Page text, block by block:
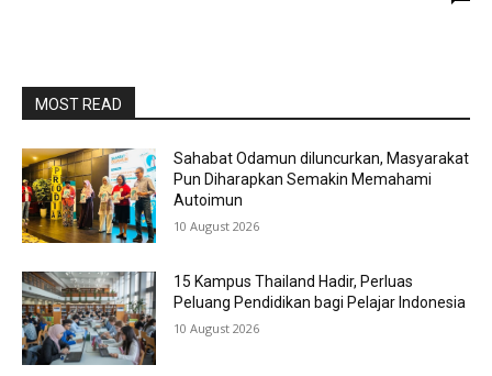
MOST READ
Sahabat Odamun diluncurkan, Masyarakat
Pun Diharapkan Semakin Memahami
Autoimun
10 August 2026
15 Kampus Thailand Hadir, Perluas
Peluang Pendidikan bagi Pelajar Indonesia
10 August 2026